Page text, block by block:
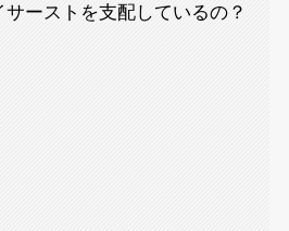
ーストを支配しているの？